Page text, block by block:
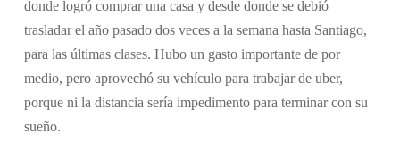
donde logró comprar una casa y desde donde se debió
trasladar el año pasado dos veces a la semana hasta Santiago,
para las últimas clases. Hubo un gasto importante de por
medio, pero aprovechó su vehículo para trabajar de uber,
porque ni la distancia sería impedimento para terminar con su
sueño.